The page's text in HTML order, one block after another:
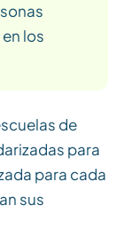
los
de
para
para cada
sus